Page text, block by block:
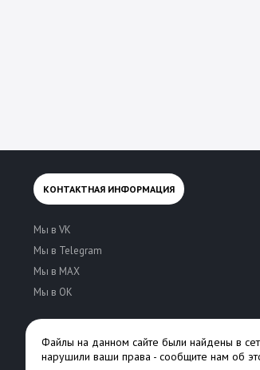
КОНТАКТНАЯ ИНФОРМАЦИЯ
Мы в VK
Мы в Telegram
Мы в MAX
Мы в OK
Файлы на данном сайте были найдены в
нарушили ваши права - сообщите нам об